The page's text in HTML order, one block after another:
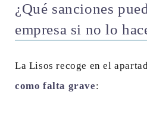
¿Qué sanciones
empresa si no lo
La Lisos recoge en el
como falta grave: